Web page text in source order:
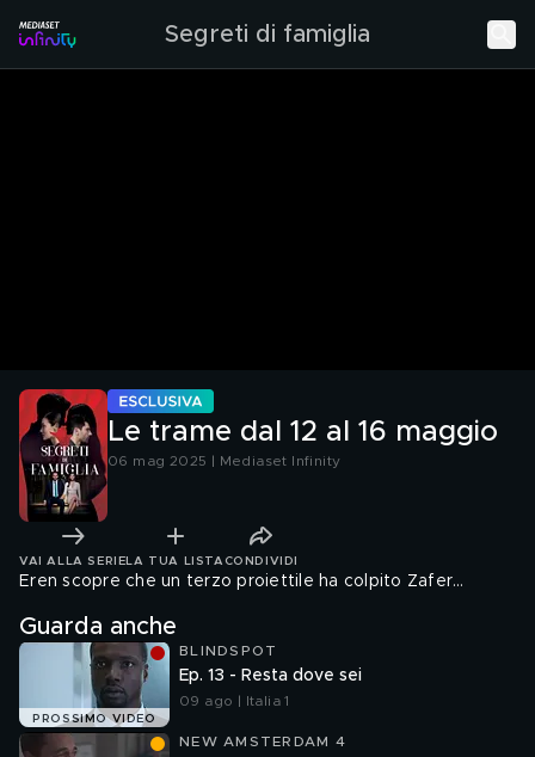
Segreti di famiglia
Le trame dal 12 al 16 maggio
06 mag 2025 | Mediaset Infinity
VAI ALLA SERIE LA TUA LISTA CONDIVIDI
Eren scopre che un terzo proiettile ha colpito Zafer…
Guarda anche
PROSSIMO VIDEO
BLINDSPOT
Ep. 13 - Resta dove sei
09 ago | Italia 1
NEW AMSTERDAM 4